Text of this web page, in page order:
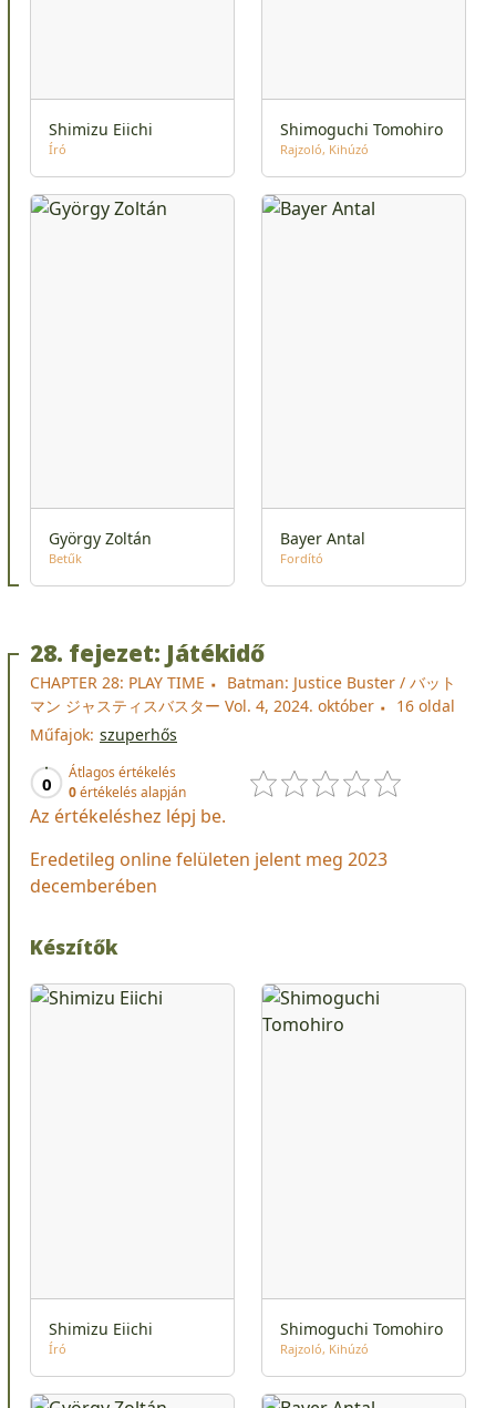
Shimizu Eiichi
Író
Shimoguchi Tomohiro
Rajzoló Kihúzó
György Zoltán
Betűk
Bayer Antal
Fordító
28. fejezet: Játékidő
CHAPTER 28: PLAY TIME
Batman: Justice Buster / バット
マン ジャスティスバスター Vol. 4, 2024. október
16 oldal
Műfajok: szuperhős
0
Átlagos értékelés
0értékelés alapján
Az értékeléshez lépj be.
Eredetileg online felületen jelent meg 2023
decemberében
Készítők
Shimizu Eiichi
Író
Shimoguchi Tomohiro
Rajzoló Kihúzó